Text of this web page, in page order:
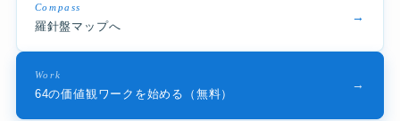
Compass
羅針盤マップへ
→
Work
64の価値観ワークを始める（無料）
→